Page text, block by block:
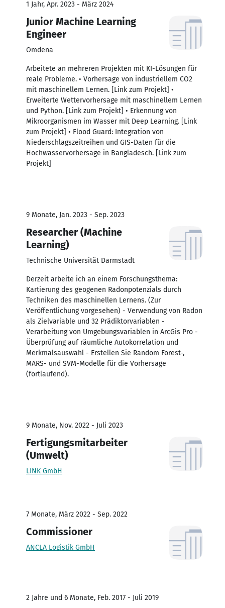
1 Jahr, Apr. 2023 - März 2024
Junior Machine Learning
Engineer
Omdena
Arbeitete an mehreren Projekten mit KI-Lösungen für
reale Probleme. • Vorhersage von industriellem CO2
mit maschinellem Lernen. [Link zum Projekt] •
Erweiterte Wettervorhersage mit maschinellem Lernen
und Python. [Link zum Projekt] • Erkennung von
Mikroorganismen im Wasser mit Deep Learning. [Link
zum Projekt] • Flood Guard: Integration von
Niederschlagszeitreihen und GIS-Daten für die
Hochwasservorhersage in Bangladesch. [Link zum
Projekt]
9 Monate, Jan. 2023 - Sep. 2023
Researcher (Machine
Learning)
Technische Universität Darmstadt
Derzeit arbeite ich an einem Forschungsthema:
Kartierung des geogenen Radonpotenzials durch
Techniken des maschinellen Lernens. (Zur
Veröffentlichung vorgesehen) - Verwendung von Radon
als Zielvariable und 32 Prädiktorvariablen -
Verarbeitung von Umgebungsvariablen in ArcGis Pro -
Überprüfung auf räumliche Autokorrelation und
Merkmalsauswahl - Erstellen Sie Random Forest-,
MARS- und SVM-Modelle für die Vorhersage
(fortlaufend).
9 Monate, Nov. 2022 - Juli 2023
Fertigungsmitarbeiter
(Umwelt)
LINK GmbH
7 Monate, März 2022 - Sep. 2022
Commissioner
ANCLA Logistik GmbH
2 Jahre und 6 Monate, Feb. 2017 - Juli 2019